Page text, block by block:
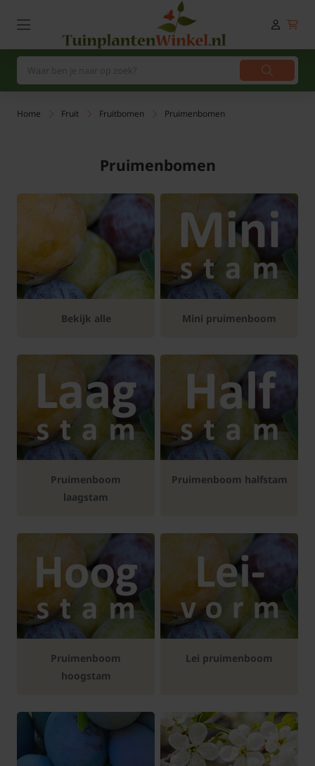
Home Fruit Fruitbomen Pruimenbomen
Pruimenbomen
Bekijk alle Mini pruimenboom
Pruimenboom
laagstam
Pruimenboom halfstam
Pruimenboom
hoogstam
Lei pruimenboom